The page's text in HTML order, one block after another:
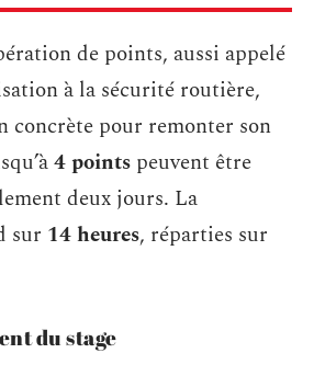
de points, aussi appelé
à la sécurité routière,
concrète pour remonter son
4 points peuvent être
deux jours. La
sur 14 heures, réparties sur
du stage